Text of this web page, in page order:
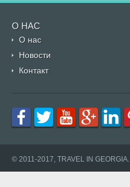
О НАС
О нас
Новости
Контакт
© 2011-2017, TRAVEL IN GEORGIA.